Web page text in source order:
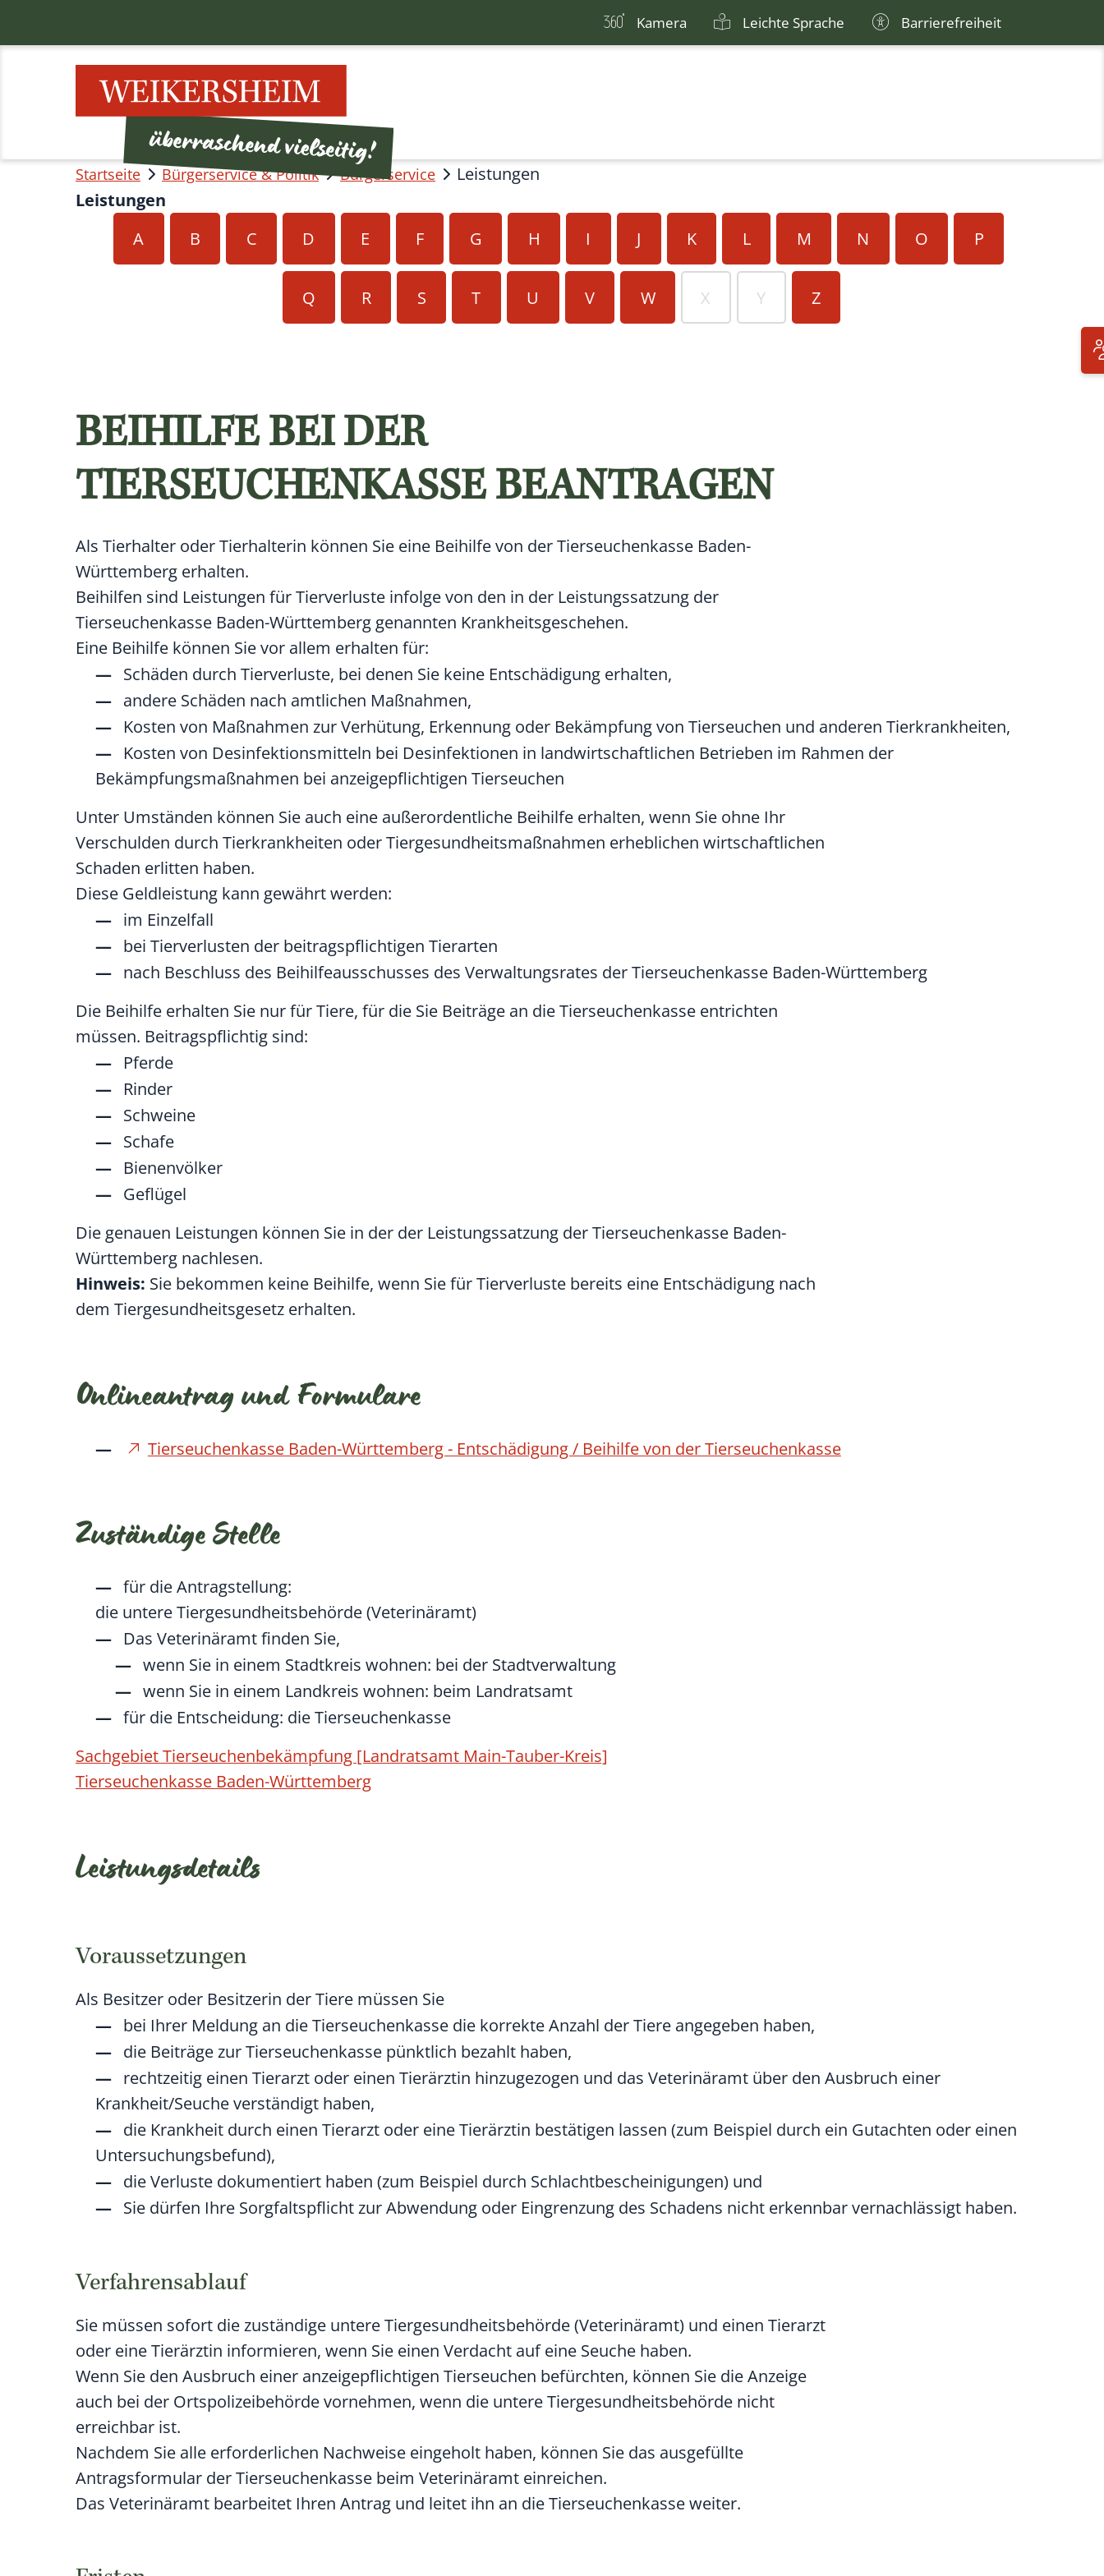
Kamera Leichte Sprache Barrierefreiheit
Startseite Bürgerservice & Politik Bürgerservice
Leistungen
Leistungen
A
B C D E F G H I J K L M N O P
Q R S T U V W X Y Z
BEIHILFE BEI DER
TIERSEUCHENKASSE BEANTRAGEN
Als Tierhalter oder Tierhalterin können Sie eine Beihilfe von der Tierseuchenkasse Baden-
Württemberg erhalten.
Beihilfen sind Leistungen für Tierverluste infolge von den in der Leistungssatzung der
Tierseuchenkasse Baden-Württemberg genannten Krankheitsgeschehen.
Eine Beihilfe können Sie vor allem erhalten für:
Schäden durch Tierverluste, bei denen Sie keine Entschädigung erhalten,
andere Schäden nach amtlichen Maßnahmen,
Kosten von Maßnahmen zur Verhütung, Erkennung oder Bekämpfung von Tierseuchen und anderen Tierkrankheiten,
Kosten von Desinfektionsmitteln bei Desinfektionen in landwirtschaftlichen Betrieben im Rahmen der
Bekämpfungsmaßnahmen bei anzeigepflichtigen Tierseuchen
Unter Umständen können Sie auch eine außerordentliche Beihilfe erhalten, wenn Sie ohne Ihr
Verschulden durch Tierkrankheiten oder Tiergesundheitsmaßnahmen erheblichen wirtschaftlichen
Schaden erlitten haben.
Diese Geldleistung kann gewährt werden:
im Einzelfall
bei Tierverlusten der beitragspflichtigen Tierarten
nach Beschluss des Beihilfeausschusses des Verwaltungsrates der Tierseuchenkasse Baden-Württemberg
Die Beihilfe erhalten Sie nur für Tiere, für die Sie Beiträge an die Tierseuchenkasse entrichten
müssen. Beitragspflichtig sind:
Pferde
Rinder
Schweine
Schafe
Bienenvölker
Geflügel
Die genauen Leistungen können Sie in der der Leistungssatzung der Tierseuchenkasse Baden-
Württemberg nachlesen.
Hinweis: Sie bekommen keine Beihilfe, wenn Sie für Tierverluste bereits eine Entschädigung nach
dem Tiergesundheitsgesetz erhalten.
Onlineantrag und Formulare
Tierseuchenkasse Baden-Württemberg - Entschädigung / Beihilfe von der Tierseuchenkasse
Zuständige Stelle
für die Antragstellung:
die untere Tiergesundheitsbehörde (Veterinäramt)
Das Veterinäramt finden Sie,
wenn Sie in einem Stadtkreis wohnen: bei der Stadtverwaltung
wenn Sie in einem Landkreis wohnen: beim Landratsamt
für die Entscheidung: die Tierseuchenkasse
Sachgebiet Tierseuchenbekämpfung [Landratsamt Main-Tauber-Kreis]
Tierseuchenkasse Baden-Württemberg
Leistungsdetails
Voraussetzungen
Als Besitzer oder Besitzerin der Tiere müssen Sie
bei Ihrer Meldung an die Tierseuchenkasse die korrekte Anzahl der Tiere angegeben haben,
die Beiträge zur Tierseuchenkasse pünktlich bezahlt haben,
rechtzeitig einen Tierarzt oder einen Tierärztin hinzugezogen und das Veterinäramt über den Ausbruch einer
Krankheit/Seuche verständigt haben,
die Krankheit durch einen Tierarzt oder eine Tierärztin bestätigen lassen (zum Beispiel durch ein Gutachten oder einen
Untersuchungsbefund),
die Verluste dokumentiert haben (zum Beispiel durch Schlachtbescheinigungen) und
Sie dürfen Ihre Sorgfaltspflicht zur Abwendung oder Eingrenzung des Schadens nicht erkennbar vernachlässigt haben.
Verfahrensablauf
Sie müssen sofort die zuständige untere Tiergesundheitsbehörde (Veterinäramt) und einen Tierarzt
oder eine Tierärztin informieren, wenn Sie einen Verdacht auf eine Seuche haben.
Wenn Sie den Ausbruch einer anzeigepflichtigen Tierseuchen befürchten, können Sie die Anzeige
auch bei der Ortspolizeibehörde vornehmen, wenn die untere Tiergesundheitsbehörde nicht
erreichbar ist.
Nachdem Sie alle erforderlichen Nachweise eingeholt haben, können Sie das ausgefüllte
Antragsformular der Tierseuchenkasse beim Veterinäramt einreichen.
Das Veterinäramt bearbeitet Ihren Antrag und leitet ihn an die Tierseuchenkasse weiter.